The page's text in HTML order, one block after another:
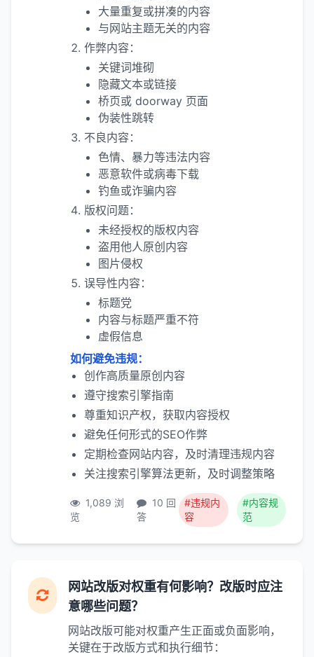
大量重复或拼凑的内容
与网站主题无关的内容
作弊内容：
关键词堆砌
隐藏文本或链接
桥页或 doorway 页面
伪装性跳转
不良内容：
色情、暴力等违法内容
恶意软件或病毒下载
钓鱼或诈骗内容
版权问题：
未经授权的版权内容
盗用他人原创内容
图片侵权
误导性内容：
标题党
内容与标题严重不符
虚假信息
如何避免违规：
创作高质量原创内容
遵守搜索引擎指南
尊重知识产权，获取内容授权
避免任何形式的SEO作弊
定期检查网站内容，及时清理违规内容
关注搜索引擎算法更新，及时调整策略
1,089 浏
览
10 回
答
#违规内
容
#内容规
范
网站改版对权重有何影响？改版时应注
意哪些问题？
网站改版可能对权重产生正面或负面影响，
关键在于改版方式和执行细节：